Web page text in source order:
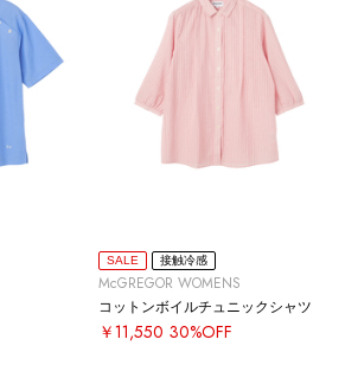
SALE 接触冷感
McGREGOR WOMENS
コットンボイルチュニックシャツ
￥11,550 30%OFF